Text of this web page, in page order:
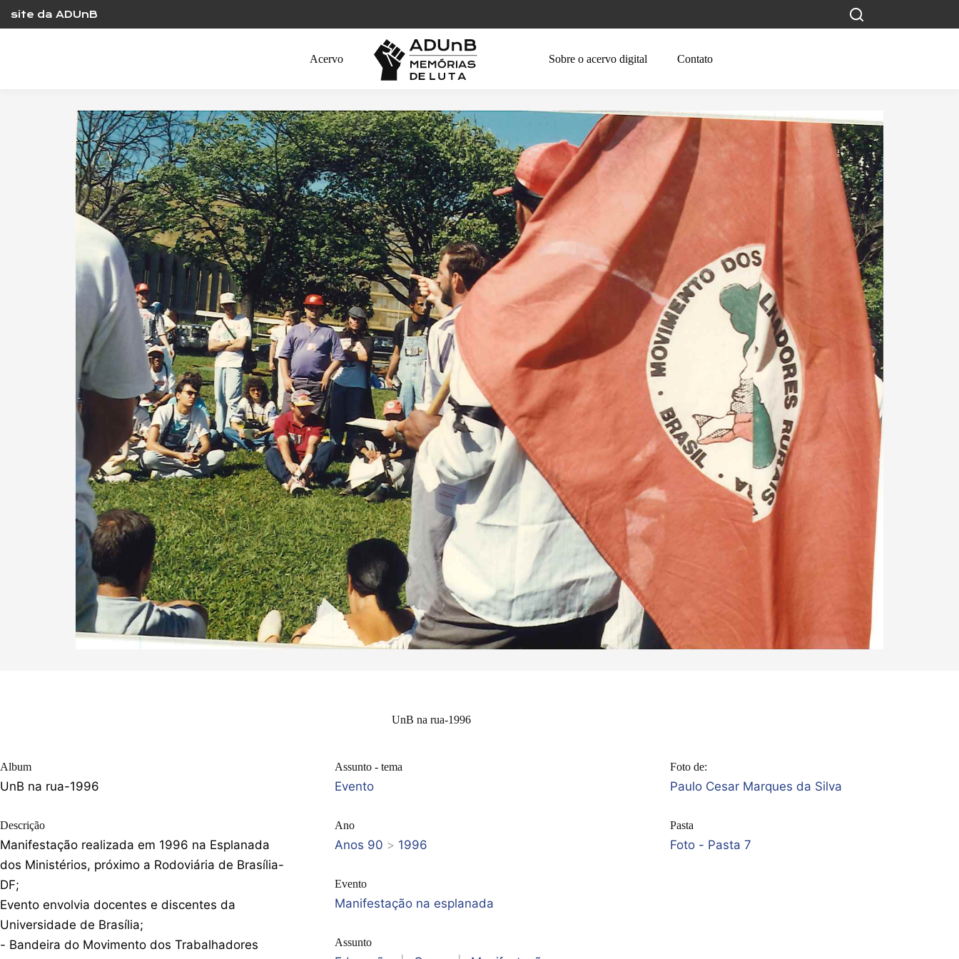
content
site da ADUnB
Acervo Sobre o acervo digital Contato
UnB na rua-1996
Album
UnB na rua-1996
Descrição
Manifestação realizada em 1996 na Esplanada
dos Ministérios, próximo a Rodoviária de Brasília-
DF;
Evento envolvia docentes e discentes da
Universidade de Brasília;
- Bandeira do Movimento dos Trabalhadores
Assunto - tema
Evento
Ano
Anos 90 > 1996
Evento
Manifestação na esplanada
Assunto
Foto de:
Paulo Cesar Marques da Silva
Pasta
Foto - Pasta 7